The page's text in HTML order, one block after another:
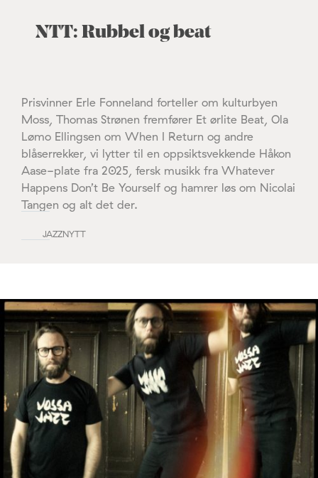
NTT: Rubbel og beat
Prisvinner Erle Fonneland forteller om kulturbyen
Moss, Thomas Strønen fremfører Et ørlite Beat, Ola
Lømo Ellingsen om When I Return og andre
blåserrekker, vi lytter til en oppsiktsvekkende Håkon
Aase-plate fra 2025, fersk musikk fra Whatever
Happens Don’t Be Yourself og hamrer løs om Nicolai
Tangen og alt det der.
JAZZNYTT